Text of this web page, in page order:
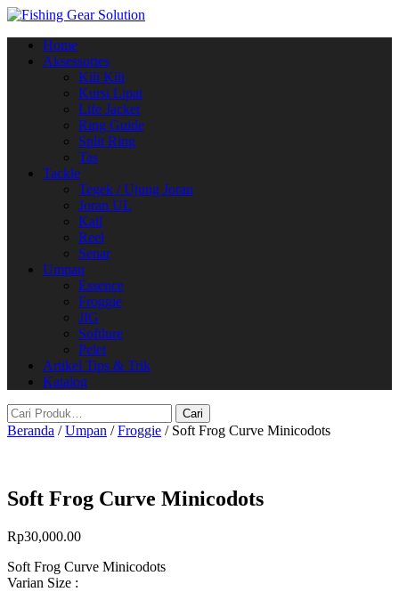
alihan
Home
Aksessories
Kili Kili
Kursi Lipat
Life Jacket
Ring Guide
Split Ring
Tas
Tackle
Tegek / Ujung Joran
Joran UL
Kail
Reel
Senar
Umpan
Essence
Froggie
JIG
Softlure
Pelet
Artikel Tips & Trik
Katalog
Beranda /Umpan /Froggie / Soft Frog Curve Minicodots
Soft Frog Curve Minicodots
Rp30,000.00
Soft Frog Curve Minicodots
Varian Size :